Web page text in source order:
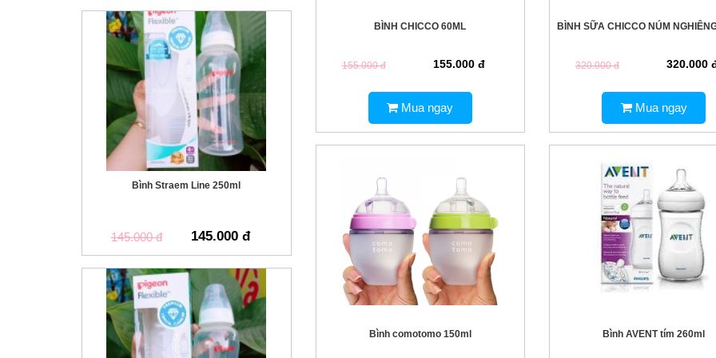
Bình Straem Line 250ml
145.000 đ 145.000 đ
BÌNH CHICCO 60ML
155.000 đ 155.000 đ
Mua ngay
BÌNH SỮA CHICCO NÚM
320.000 đ 320.000
Mua ngay
Bình comotomo 150ml Bình AVENT tím 260ml